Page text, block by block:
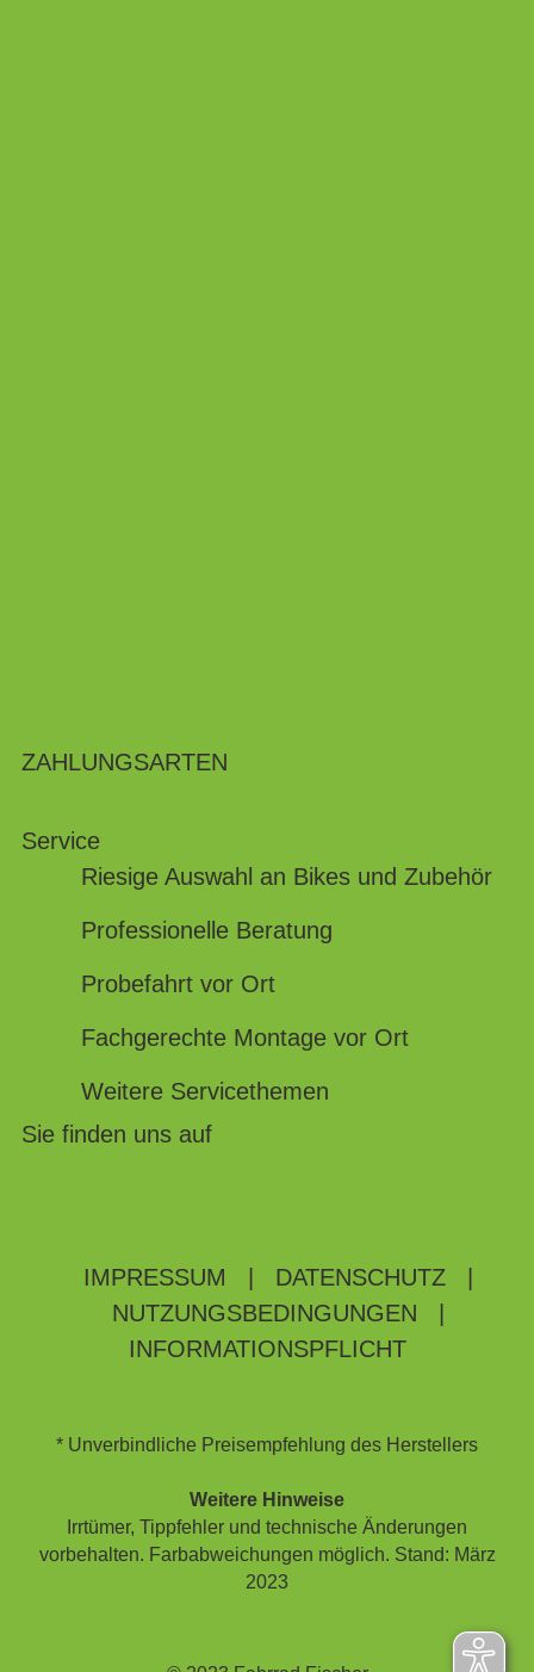
ZAHLUNGSARTEN
Service
Riesige Auswahl an Bikes und Zubehör
Professionelle Beratung
Probefahrt vor Ort
Fachgerechte Montage vor Ort
Weitere Servicethemen
Sie finden uns auf
IMPRESSUM DATENSCHUTZ
NUTZUNGSBEDINGUNGEN
INFORMATIONSPFLICHT
* Unverbindliche Preisempfehlung des Herstellers
Weitere Hinweise
Irrtümer, Tippfehler und technische Änderungen
vorbehalten. Farbabweichungen möglich. Stand: März
2023